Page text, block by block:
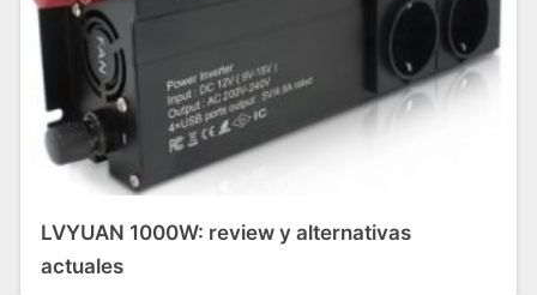
LVYUAN 1000W: review y alternativas
actuales